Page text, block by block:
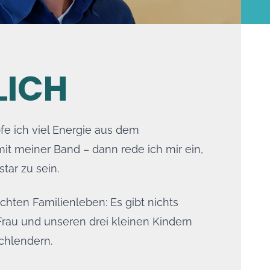
ich viel Energie aus dem
meiner Band – dann rede ich mir ein,
zu sein.
Familienleben: Es gibt nichts
und unseren drei kleinen Kindern